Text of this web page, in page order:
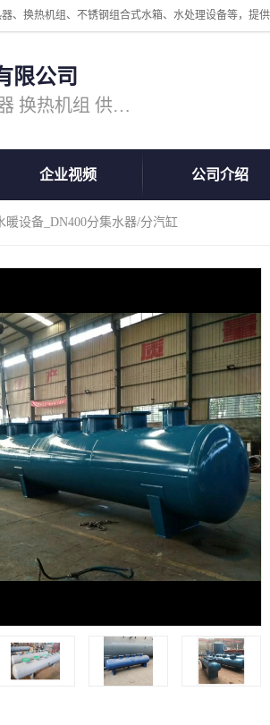
限公司
主营产品：换热器 板式换热器 换热机组 供水设备 水处理设备
企业视频 公司介绍
暖设备_DN400分集水器/分汽缸